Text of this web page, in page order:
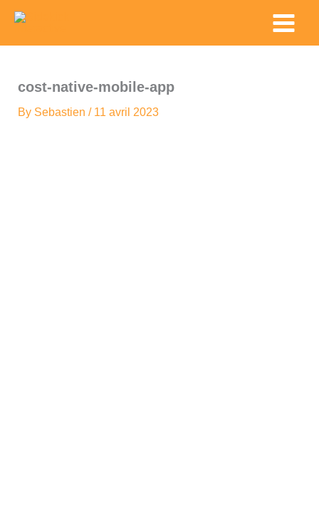
content
Main
Menu
cost-native-mobile-app
By Sebastien / 11 avril 2023